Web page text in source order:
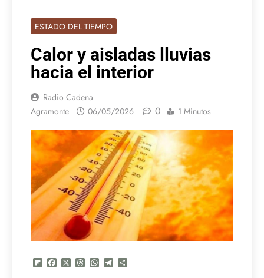
ESTADO DEL TIEMPO
Calor y aisladas lluvias
hacia el interior
Radio Cadena
Agramonte
06/05/2026 0 1 Minutos
Flipboard
FacebookThreadsWhatsApp
Telegram